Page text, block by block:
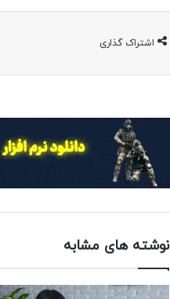
اشتراک گذاری
نوشته های مشابه